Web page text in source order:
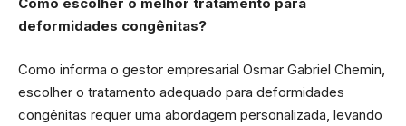
deformidades congênitas?
Como informa o gestor empresarial Osmar Gabriel Chemin,
escolher o tratamento adequado para deformidades
congênitas requer uma abordagem personalizada, levando